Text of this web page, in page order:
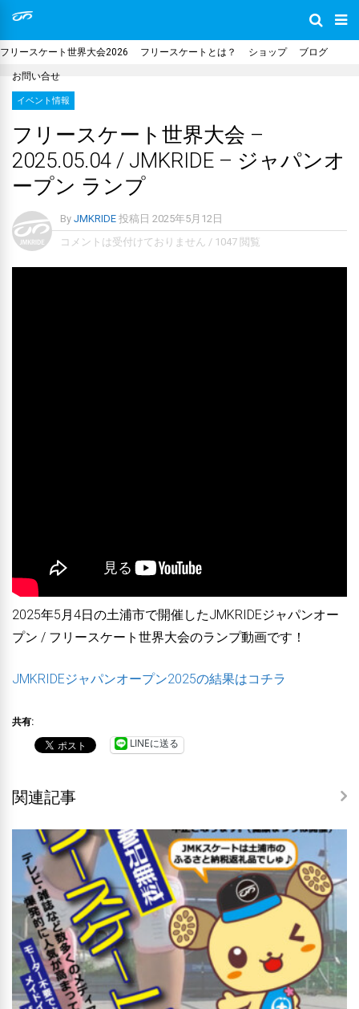
フリースケート世界大会2026 フリースケートとは？ ショップ ブログ
お問い合せ
イベント情報
フリースケート世界大会 –
2025.05.04 / JMKRIDE – ジャパンオ
ープン ランプ
By JMKRIDE 投稿日 2025年5月12日
コメントは受付けておりません / 1047 閲覧
2025年5月4日の土浦市で開催したJMKRIDEジャパンオー
プン / フリースケート世界大会のランプ動画です！
JMKRIDEジャパンオープン2025の結果はコチラ
共有:
LINEに送る
関連記事